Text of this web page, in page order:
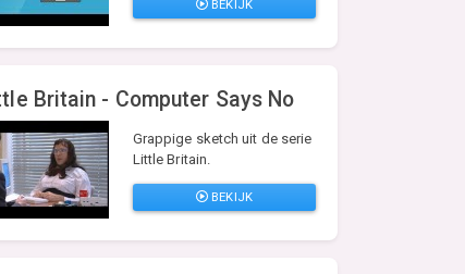
BEKIJK
Britain - Computer Says No
Grappige sketch uit de serie
Little Britain.
BEKIJK